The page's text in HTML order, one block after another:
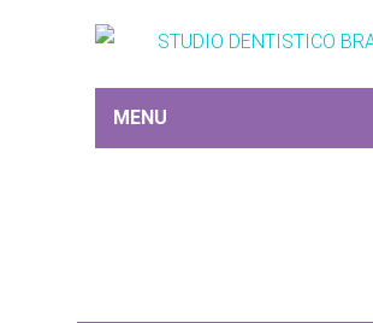
MENU